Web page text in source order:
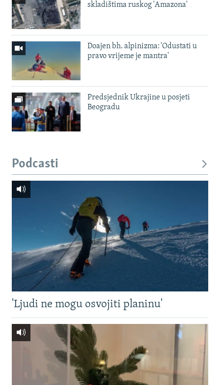
skladištima ruskog 'Amazona'
Doajen bh. alpinizma: 'Odustati u
pravo vrijeme je mantra'
Predsjednik Ukrajine u posjeti
Beogradu
Podcasti
'Ljudi ne mogu osvojiti planinu'